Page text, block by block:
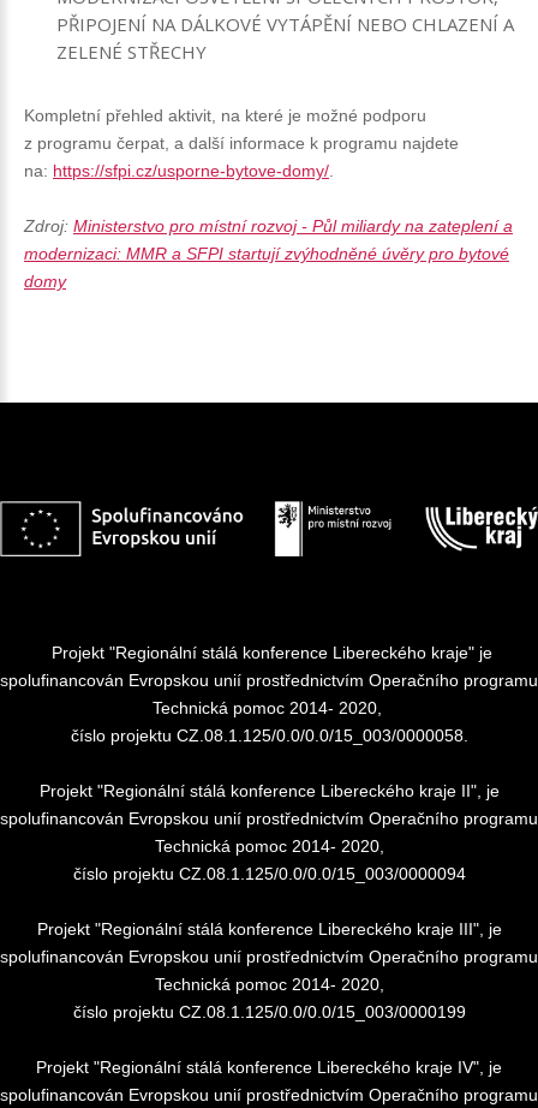
PŘIPOJENÍ NA DÁLKOVÉ VYTÁPĚNÍ NEBO CHLAZENÍ A
ZELENÉ STŘECHY
Kompletní přehled aktivit, na které je možné podporu
z programu čerpat, a další informace k programu najdete
na: https://sfpi.cz/usporne-bytove-domy/
Zdroj: Ministerstvo pro místní rozvoj - Půl miliardy na zateplení a
modernizaci: MMR a SFPI startují zvýhodněné úvěry pro bytové
domy
Projekt "Regionální stálá konference Libereckého kraje" je
spolufinancován Evropskou unií prostřednictvím Operačního programu
Technická pomoc 2014- 2020,
číslo projektu CZ.08.1.125/0.0/0.0/15_003/0000058.
Projekt "Regionální stálá konference Libereckého kraje II", je
spolufinancován Evropskou unií prostřednictvím Operačního programu
Technická pomoc 2014- 2020,
číslo projektu CZ.08.1.125/0.0/0.0/15_003/0000094
Projekt "Regionální stálá konference Libereckého kraje III", je
spolufinancován Evropskou unií prostřednictvím Operačního programu
Technická pomoc 2014- 2020,
číslo projektu CZ.08.1.125/0.0/0.0/15_003/0000199
Projekt "Regionální stálá konference Libereckého kraje IV", je
spolufinancován Evropskou unií prostřednictvím Operačního programu